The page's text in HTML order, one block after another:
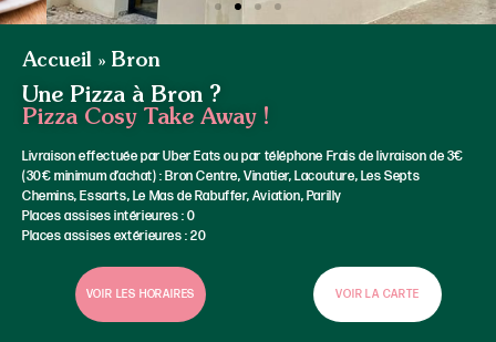
Accueil » Bron
Une Pizza à Bron ?
Pizza Cosy Take Away !
Livraison effectuée par Uber Eats ou par téléphone Frais de livraison de 3€
(30€ minimum d’achat) : Bron Centre, Vinatier, Lacouture, Les Septs
Chemins, Essarts, Le Mas de Rabuffer, Aviation, Parilly
Places assises intérieures : 0
Places assises extérieures : 20
VOIR LES HORAIRES VOIR LA CARTE